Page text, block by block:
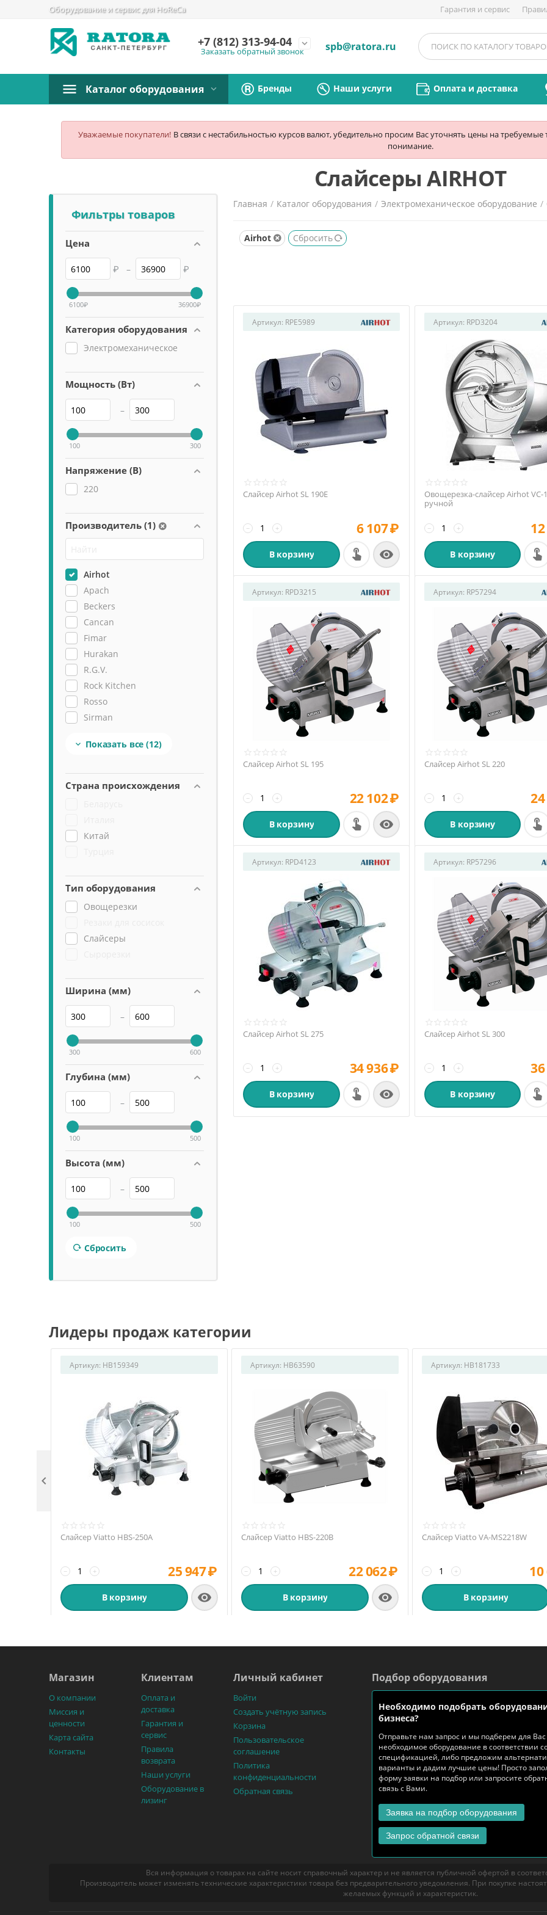
Оборудование и сервис для HoReCa Гарантия и сервис
+7 (812) 313-94-04 expand_more
Заказать обратный звонок spb@ratora.ru
Каталог оборудования Бренды Наши услуги Оплата и доставка
Уважаемые покупатели! В связи с нестабильностью курсов валют, убедительно просим Вас уточнять цены на требуемые
понимание.
Слайсеры AIRHOT
Фильтры товаров
Цена
₽ – ₽
6100₽ 36900₽
Категория оборудования
Электромеханическое
Мощность (Вт)
–
100 300
Напряжение (В)
220
Производитель (1)
Airhot
Apach
Beckers
Cancan
Fimar
Hurakan
R.G.V.
Rock Kitchen
Rosso
Sirman
Торгмаш (Барановичи)
 Показать все (12)
Страна происхождения
Китай
Тип оборудования
Овощерезки
Слайсеры
Ширина (мм)
–
300 600
Глубина (мм)
–
100 500
Высота (мм)
–
100 500
Сбросить
Главная / Каталог оборудования / Электромеханическое оборудование /
Airhot Сбросить
Артикул: RPE5989
Слайсер Airhot SL 190E
+
− 6 107₽
В корзину 
Артикул: RPD3204
Овощерезка-слайсер Airhot VC-
ручной
+
−
В корзину
Артикул: RPD3215
Слайсер Airhot SL 195
+
− 22 102₽
В корзину 
Артикул: RP57294
Слайсер Airhot SL 220
+
−
В корзину
Артикул: RPD4123
Слайсер Airhot SL 275
+
− 34 936₽
В корзину 
Артикул: RP57296
Слайсер Airhot SL 300
+
−
В корзину
Лидеры продаж категории
Артикул: HB159349
Слайсер Viatto HBS-250A
+
− 25 947₽
В корзину 
Артикул: HB63590
Слайсер Viatto HBS-220B
+
− 22 062₽
В корзину 
Артикул: HB181733
Слайсер Viatto VA-MS2218W
+
− 10
В корзину

Магазин
О компании
Миссия и
ценности
Карта сайта
Контакты
Клиентам
Оплата и
доставка
Гарантия и
сервис
Правила
возврата
Наши услуги
Оборудование в
лизинг
Личный кабинет
Войти
Создать учётную запись
Корзина
Пользовательское
соглашение
Политика
конфиденциальности
Обратная связь
Подбор оборудования
Необходимо подобрать
бизнеса?
Отправьте нам запрос и мы подберем для Вас
необходимое оборудование в соответствии
спецификацией, либо предложим
варианты и дадим лучшие цены! Просто
форму заявки на подбор или запросите
связь с Вами.
Заявка на подбор оборудования
Запрос обратной связи
Вся информация о товарах на сайте носит справочный характер и не является публичной офертой в
Производитель может изменять технические характеристики товара без предварительного уведомления. При покупке
желаемых функций и характеристик.